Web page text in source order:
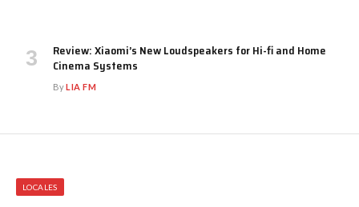
Review: Xiaomi’s New Loudspeakers for Hi-fi and Home
Cinema Systems
ByLIA FM
LOCALES